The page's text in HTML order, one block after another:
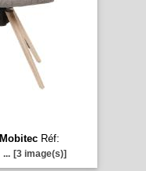
MobitecRéf:
... [3 image(s)]